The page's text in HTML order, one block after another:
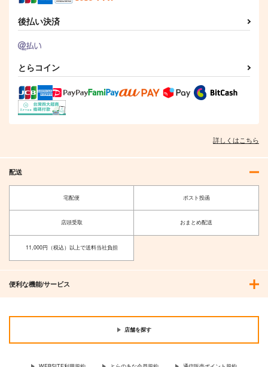
後払い決済
とらコイン
詳しくはこちら
配送
宅配便 ポスト投函
店頭受取 おまとめ配送
11,000円（税込）以上で送料当社負担
便利な機能/サービス
店舗を探す